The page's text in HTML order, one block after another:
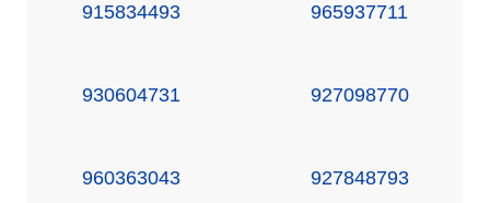
915834493 965937711
930604731 927098770
960363043 927848793